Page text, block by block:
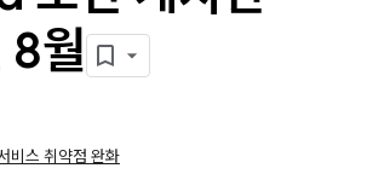
월
비스 취약점 완화